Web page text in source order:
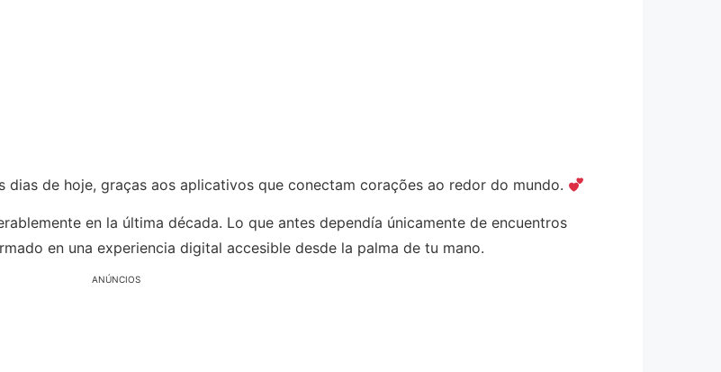
de hoje, graças aos aplicativos que conectam corações ao redor do mundo.
en la última década. Lo que antes dependía únicamente de encuentros
en una experiencia digital accesible desde la palma de tu mano.
ANÚNCIOS